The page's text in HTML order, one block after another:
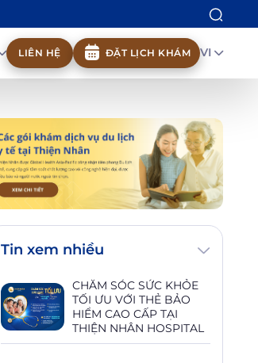
LIÊN HỆ ĐẶT LỊCH KHÁM VI
Tin xem nhiều
CHĂM SÓC SỨC KHỎE
TỐI ƯU VỚI THẺ BẢO
HIỂM CAO CẤP TẠI
THIỆN NHÂN HOSPITAL